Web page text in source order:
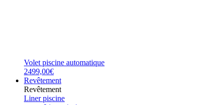
Volet piscine automatique
2499,00€
Revêtement
Revêtement
Liner piscine